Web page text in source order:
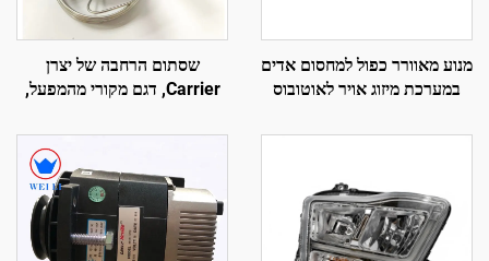
מנוע מאוורר כפול למחסום אדים
במערכת מיזוג אויר לאוטובוס
שסתום הרחבה של יצרן
Carrier, דגם מקורי מהמפעל,
מקרר, קוד 14-00445-01